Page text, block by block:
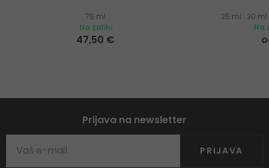
75 ml
Na zalihi
47,50 €
25 ml 30 ml
Na
Prijava na newsletter
PRIJAVA